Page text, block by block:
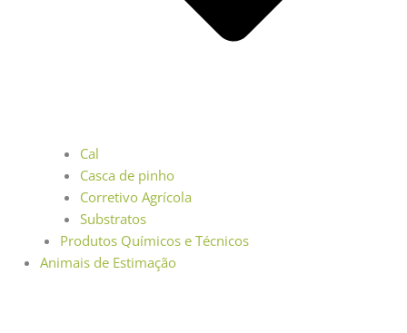
Cal
Casca de pinho
Corretivo Agrícola
Substratos
Produtos Químicos e Técnicos
Animais de Estimação